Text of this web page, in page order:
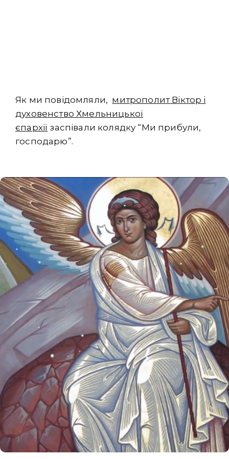
Як ми повідомляли, митрополит Віктор і
духовенство Хмельницької
єпархії заспівали колядку “Ми прибули,
господарю”.